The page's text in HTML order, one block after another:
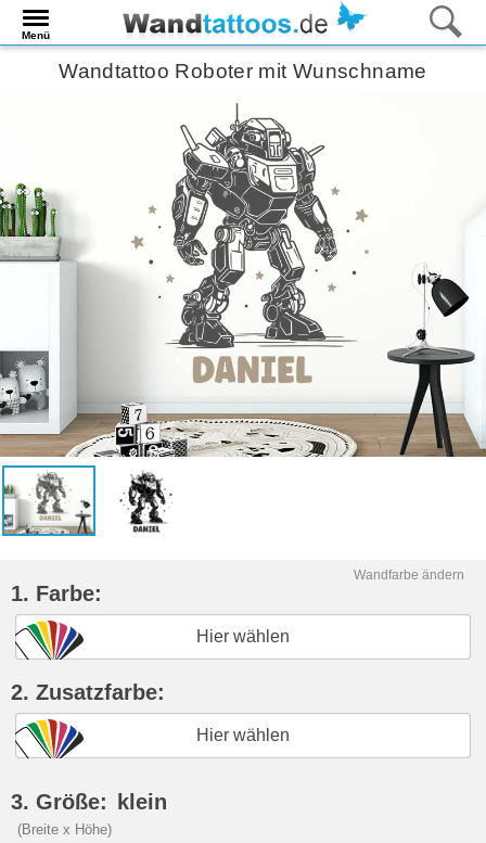
Menü
Wandtattoo Roboter mit Wunschname
Wandfarbe ändern
1. Farbe:
Hier wählen
2. Zusatzfarbe:
Hier wählen
3. Größe: klein
(Breite x Höhe)